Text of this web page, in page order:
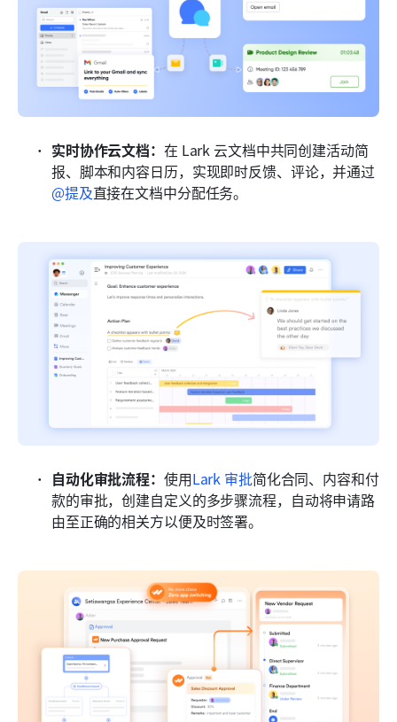
实时协作云文档： 在 Lark 云文档中共同创建活动简
报、脚本和内容日历，实现即时反馈、评论，并通过
@提及直接在文档中分配任务。
自动化审批流程： 使用Lark 审批简化合同、内容和付
款的审批，创建自定义的多步骤流程，自动将申请路
由至正确的相关方以便及时签署。